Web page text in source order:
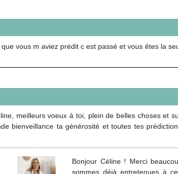
vous m aviez prédit c est passé et vous êtes la
meilleurs voeux à toi, plein de belles choses
bienveillance ta générosité et toutes tes
Bonjour Céline ! Merci
sommes déjà entretenues à